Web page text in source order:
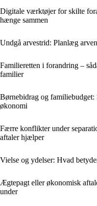
Digitale værktøjer for skilte
hænge sammen
Undgå arvestrid: Planlæg
Familieretten i forandring –
familier
Børnebidrag og
økonomi
Færre konflikter under
aftaler hjælper
Vielse og ydelser: Hvad
Ægtepagt eller økonomisk
under